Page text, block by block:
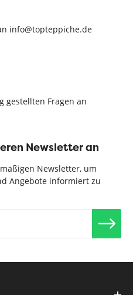
info@topteppiche.de
gestellten Fragen an
Newsletter an
Newsletter, um
Angebote informiert zu